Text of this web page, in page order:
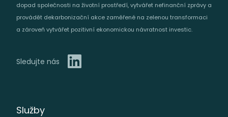
dopad společnosti na životní prostředí, vytvářet nefinanční zprávy a
provádět dekarbonizační akce zaměřené na zelenou transformaci
a zároveň vytvářet pozitivní ekonomickou návratnost investic.
Sledujte nás
Služby